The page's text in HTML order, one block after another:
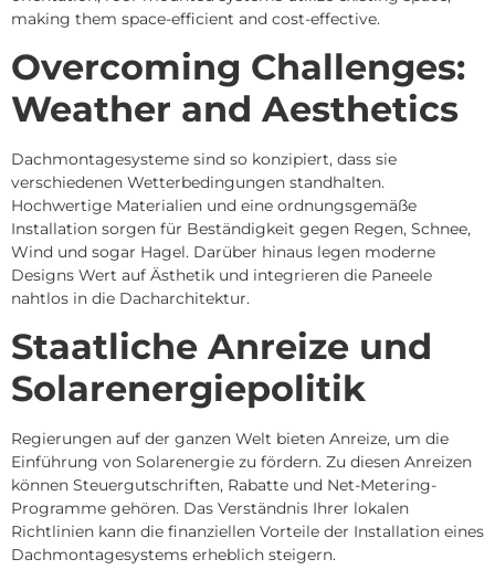
making them space-efficient and cost-effective.
Overcoming Challenges:
Weather and Aesthetics
Dachmontagesysteme sind so konzipiert, dass sie
verschiedenen Wetterbedingungen standhalten.
Hochwertige Materialien und eine ordnungsgemäße
Installation sorgen für Beständigkeit gegen Regen, Schnee,
Wind und sogar Hagel. Darüber hinaus legen moderne
Designs Wert auf Ästhetik und integrieren die Paneele
nahtlos in die Dacharchitektur.
Staatliche Anreize und
Solarenergiepolitik
Regierungen auf der ganzen Welt bieten Anreize, um die
Einführung von Solarenergie zu fördern. Zu diesen Anreizen
können Steuergutschriften, Rabatte und Net-Metering-
Programme gehören. Das Verständnis Ihrer lokalen
Richtlinien kann die finanziellen Vorteile der Installation eines
Dachmontagesystems erheblich steigern.